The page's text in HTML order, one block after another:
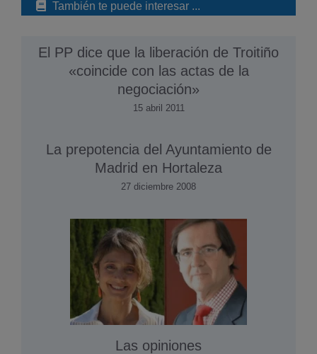
También te puede interesar ...
El PP dice que la liberación de Troitiño
«coincide con las actas de la
negociación»
15 abril 2011
La prepotencia del Ayuntamiento de
Madrid en Hortaleza
27 diciembre 2008
Las opiniones